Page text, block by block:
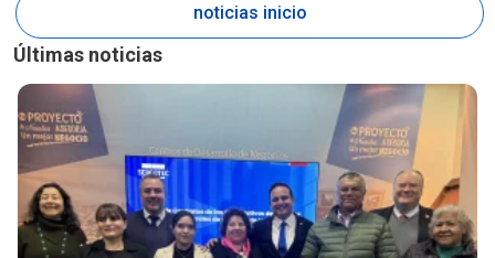
noticias inicio
Últimas noticias